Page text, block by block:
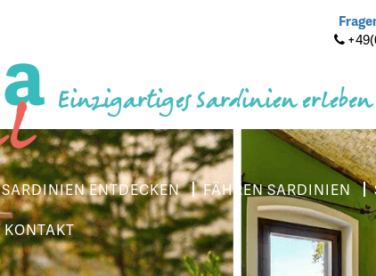
Einzigartiges Sardinien erleben
SARDINIEN ENTDECKEN FÄHREN SARDINIEN
KONTAKT